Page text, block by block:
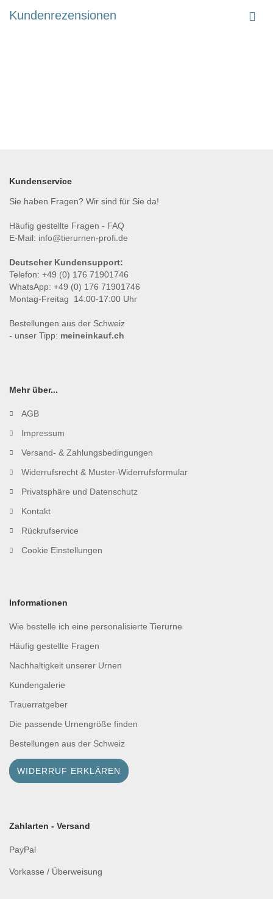
Kundenrezensionen
Kundenservice
Sie haben Fragen? Wir sind für Sie da!
Häufig gestellte Fragen - FAQ
E-Mail: info@tierurnen-profi.de
Deutscher Kundensupport:
Telefon: +49 (0) 176 71901746
WhatsApp: +49 (0) 176 71901746
Montag-Freitag 14:00-17:00 Uhr
Bestellungen aus der Schweiz
- unser Tipp: meineinkauf.ch
Mehr über...
AGB
Impressum
Versand- & Zahlungsbedingungen
Widerrufsrecht & Muster-Widerrufsformular
Privatsphäre und Datenschutz
Kontakt
Rückrufservice
Cookie Einstellungen
Informationen
Wie bestelle ich eine personalisierte Tierurne
Häufig gestellte Fragen
Nachhaltigkeit unserer Urnen
Kundengalerie
Trauerratgeber
Die passende Urnengröße finden
Bestellungen aus der Schweiz
WIDERRUF ERKLÄREN
Zahlarten - Versand
PayPal
Vorkasse / Überweisung